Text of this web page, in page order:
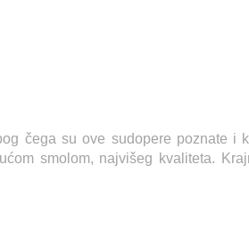
čega su ove sudopere poznate i
smolom, najvišeg kvaliteta.